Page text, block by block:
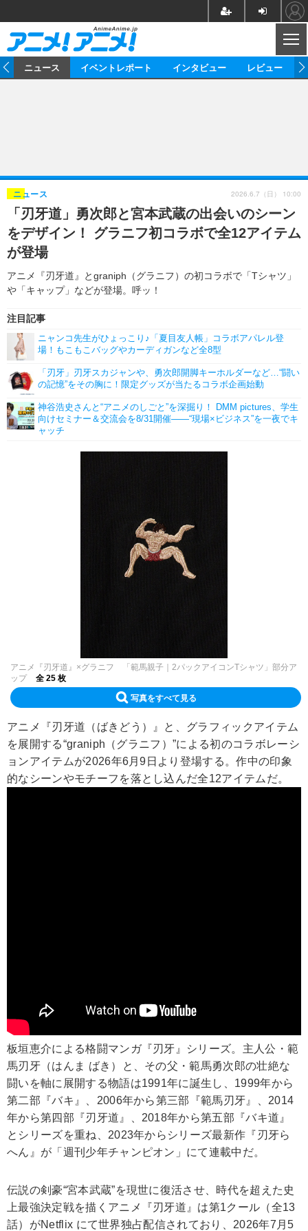
ゲーム グッズ
イベント 海外
海外イベント ビジネス
俳優・タレント アーティスト
ビジネス
アニメ 実写
イベント
ゲーム 座談会
動画
アニメ！アニメ！TV ABEMA Cafe
連載・コラム
ニュース イベントレポート インタビュー レビュー
「刃牙道」勇次郎と宮本武蔵の出会いのシーン
をデザイン！ グラニフ初コラボで全12アイテム
が登場
アニメ『刃牙道』とgraniph（グラニフ）の初コラボで「Tシャツ」
や「キャップ」などが登場。呼ッ！
ニュース
注目記事
ニャンコ先生がひょっこり♪「夏目友人帳」コラボアパレル登
場！もこもこバッグやカーディガンなど全8型
「刃牙」刃牙スカジャンや、勇次郎開脚キーホルダーなど…“闘い
の記憶”をその胸に！限定グッズが当たるコラボ企画始動
神谷浩史さんと“アニメのしごと”を深掘り！ DMM pictures、学生
向けセミナー＆交流会を8/31開催――“現場×ビジネス”を一夜でキ
ャッチ
2026.6.7（日） 10:00
アニメ『刃牙道』×グラニフ 「範馬親子｜2パックアイコンTシャツ」部分ア
ップ
全 25 枚
写真をすべて見る
アニメ『刃牙道（ばきどう）』と、グラフィックアイテム
を展開する“graniph（グラニフ）”による初のコラボレーシ
ョンアイテムが2026年6月9日より登場する。作中の印象
的なシーンやモチーフを落とし込んだ全12アイテムだ。
板垣恵介による格闘マンガ『刃牙』シリーズ。主人公・範
馬刃牙（はんま ばき）と、その父・範馬勇次郎の壮絶な
闘いを軸に展開する物語は1991年に誕生し、1999年から
第二部『バキ』、2006年から第三部『範馬刃牙』、2014
年から第四部『刃牙道』、2018年から第五部『バキ道』
とシリーズを重ね、2023年からシリーズ最新作『刃牙ら
へん』が「週刊少年チャンピオン」にて連載中だ。
伝説の剣豪“宮本武蔵”を現世に復活させ、時代を超えた史
上最強決定戦を描くアニメ『刃牙道』は第1クール（全13
話）がNetflix にて世界独占配信されており、2026年7月5